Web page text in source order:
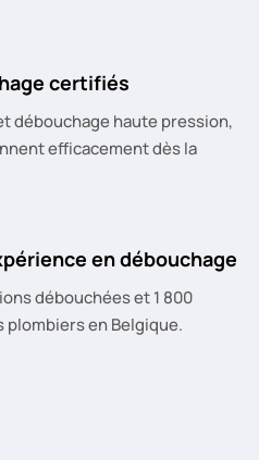
certifiés
débouchage haute pression,
efficacement dès la
en débouchage
débouchées et 1 800
en Belgique.